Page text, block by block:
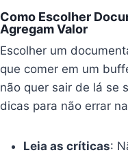
Como Escolher
Agregam Valor
Escolher um
que comer em um
não quer sair de lá se
dicas para não errar
Leia as críticas: